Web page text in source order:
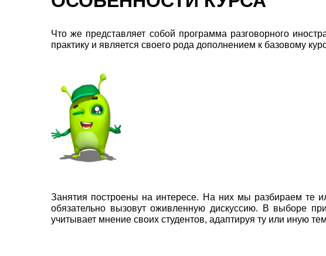
Что же представляет собой программа разговорного
практику и является своего рода дополнением к базовому
Занятия построены на интересе. На них мы разбираем те
обязательно вызовут оживленную дискуссию. В выборе
учитывает мнение своих студентов, адаптируя ту или иную